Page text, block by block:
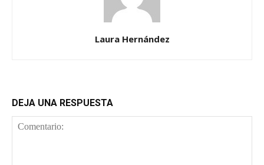
Laura Hernández
DEJA UNA RESPUESTA